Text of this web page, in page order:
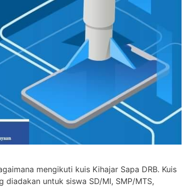
mengikuti kuis Kihajar Sapa DRB. Kuis
untuk siswa SD/MI, SMP/MTS,